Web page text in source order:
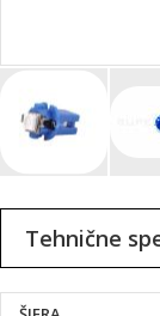
na
začetekTehnične
Tehnične